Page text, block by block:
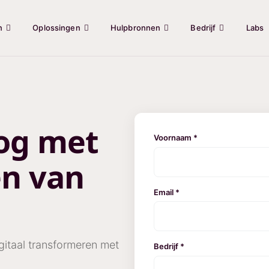
Oplossingen Hulpbronnen Bedrijf Labs
met
van
transformeren met
Voornaam *
Email *
Bedrijf *